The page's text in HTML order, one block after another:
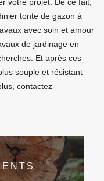
votre projet. De ce fait,
tonte de gazon à
avec soin et amour
de jardinage en
Et après ces
souple et résistant
contactez